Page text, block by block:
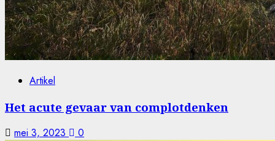
Artikel
Het acute gevaar van complotdenken
mei 3, 2023 0